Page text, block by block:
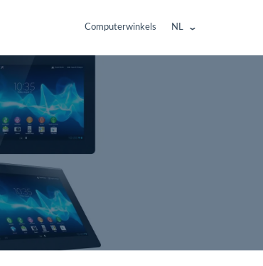
Computerwinkels NL